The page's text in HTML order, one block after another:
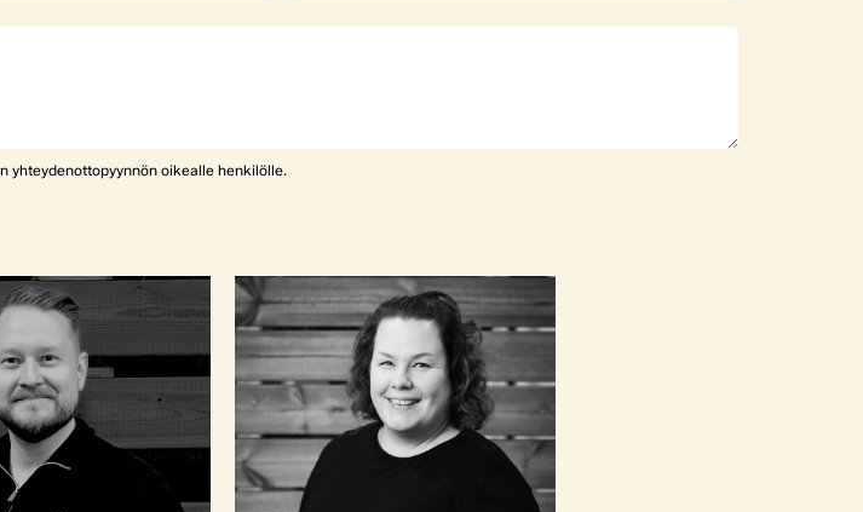
yhteydenottopyynnön oikealle henkilölle.